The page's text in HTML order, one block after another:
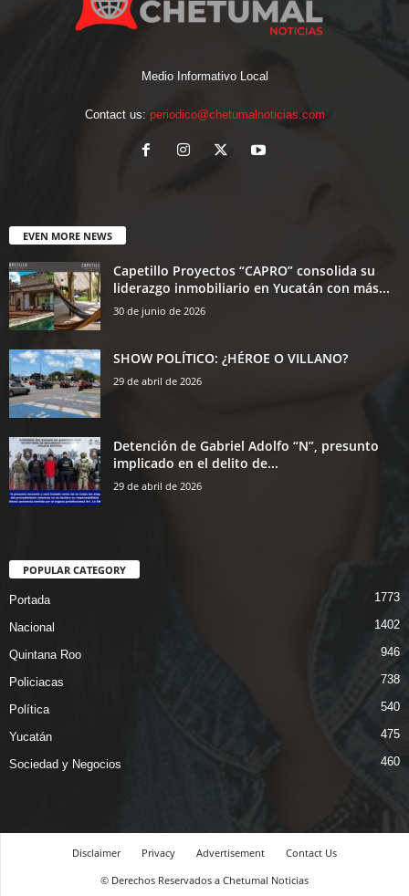
Medio Informativo Local
Contact us: periodico@chetumalnoticias.com
EVEN MORE NEWS
Capetillo Proyectos “CAPRO” consolida su
liderazgo inmobiliario en Yucatán con más...
30 de junio de 2026
SHOW POLÍTICO: ¿HÉROE O VILLANO?
29 de abril de 2026
Detención de Gabriel Adolfo “N”, presunto
implicado en el delito de...
29 de abril de 2026
POPULAR CATEGORY
Portada 1773
Nacional 1402
Quintana Roo 946
Policiacas 738
Política 540
Yucatán 475
Sociedad y Negocios 460
Disclaimer Privacy Advertisement
Contact Us
© Derechos Reservados a Chetumal Noticias